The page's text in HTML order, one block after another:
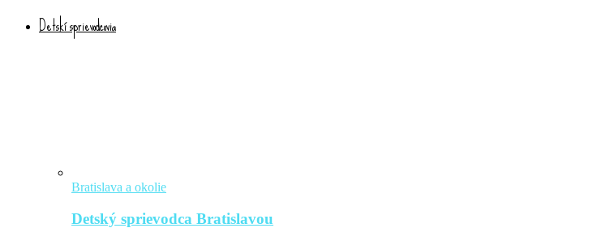
Detskí sprievodcovia
Bratislava a okolie
Detský sprievodca Bratislavou